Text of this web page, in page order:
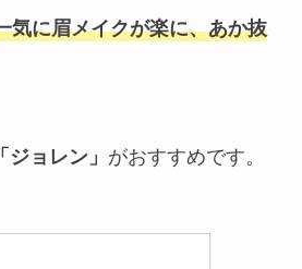
気に眉メイクが楽に、あか抜
「ジョレン」 がおすすめです。